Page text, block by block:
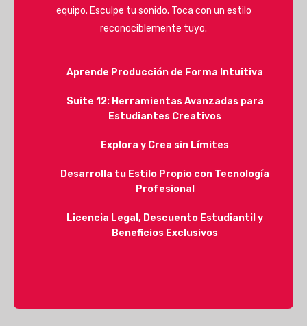
equipo. Esculpe tu sonido. Toca con un estilo
reconociblemente tuyo.
Aprende Producción de Forma Intuitiva
Suite 12: Herramientas Avanzadas para
Estudiantes Creativos
Explora y Crea sin Límites
Desarrolla tu Estilo Propio con Tecnología
Profesional
Licencia Legal, Descuento Estudiantil y
Beneficios Exclusivos